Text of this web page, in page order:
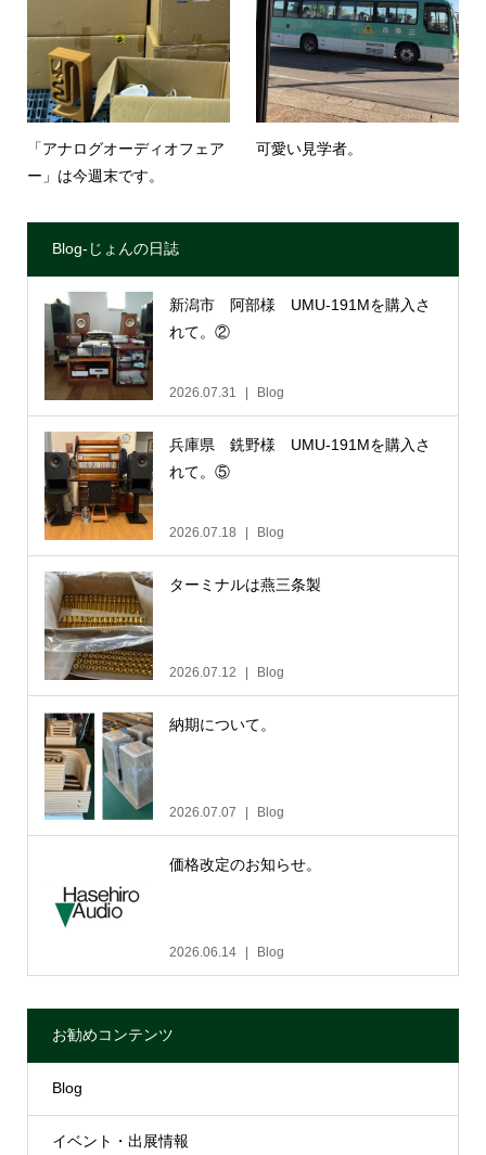
「アナログオーディオフェア
ー」は今週末です。
可愛い見学者。
Blog-じょんの日誌
新潟市 阿部様 UMU-191Mを購入さ
れて。②
2026.07.31 Blog
兵庫県 銑野様 UMU-191Mを購入さ
れて。⑤
2026.07.18 Blog
ターミナルは燕三条製
2026.07.12 Blog
納期について。
2026.07.07 Blog
価格改定のお知らせ。
2026.06.14 Blog
お勧めコンテンツ
Blog
イベント・出展情報